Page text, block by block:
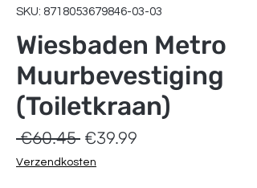
SKU: 8718053679846-03-03
Wiesbaden Metro
Muurbevestiging
(Toiletkraan)
€60.45 Regular
Price
€39.99
Verzendkosten